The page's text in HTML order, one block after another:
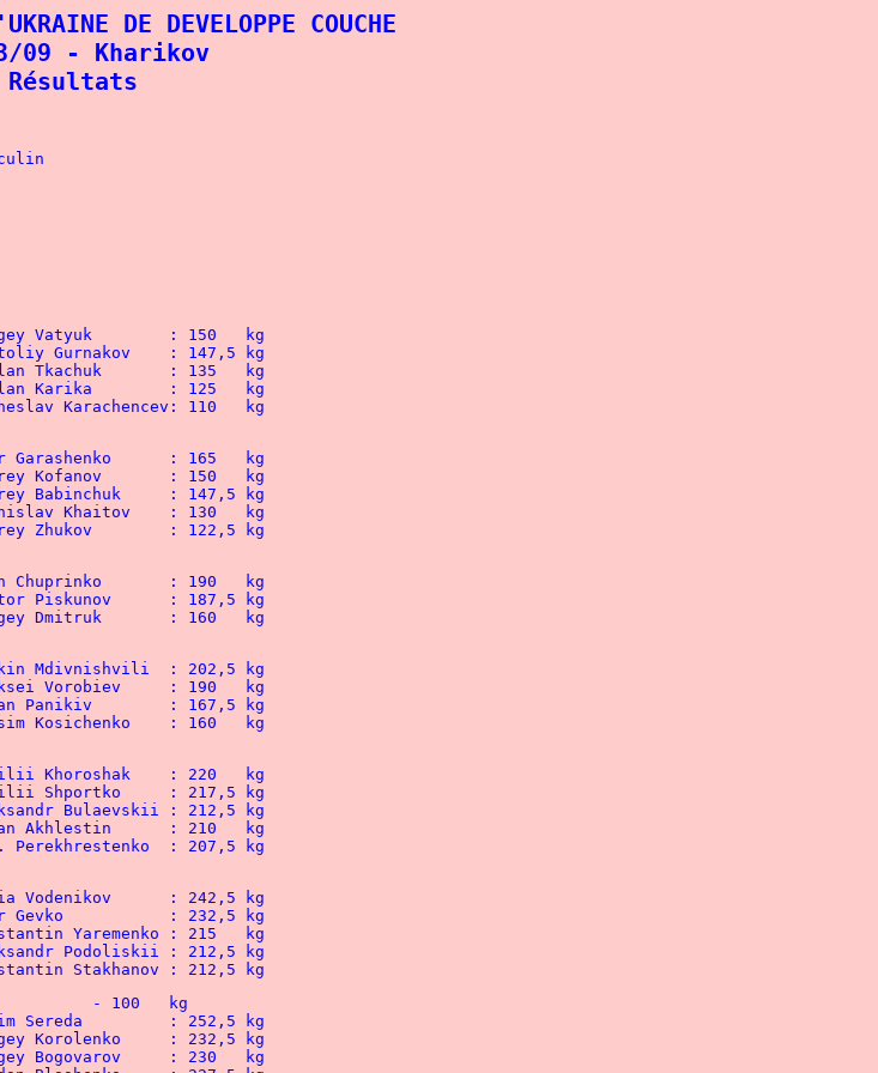
DE DEVELOPPE COUCHE
09 - Kharikov
Résultats
Masculin
3° Ruslan Tkachuk	: 135   kg
4° Ruslan Karika	: 125   kg
Vacheslav Karachencev: 110   kg
1° Marta Dobriakova	:  80   kg				1° Igor Garashenko	: 165   kg
2° Inga Dagoeva		:  70   kg				2° Andrey Kofanov  	: 150   kg
3° Andrey Babinchuk 	: 147,5 kg
4° Stanislav Khaitov	: 130   kg
								5° Andrey Zhukov 	: 122,5 kg
1° Svetlana Poplavska	: 110   kg				1° Ivan Chuprinko	: 190   kg
2° Yulia Derevianko	: 100   kg	  			2° Viktor Piskunov 	: 187,5 kg
3° Sergey Dmitruk 	: 160   kg
1° Maria Ermolenko	:  87,5 kg				1° Irakin Mdivnishvili	: 202,5 kg
2° Aleksei Vorobiev	: 190   kg
3° Roman Panikiv	: 167,5 kg
								4° Maksim Kosichenko	: 160   kg
1° Daria Kodb		:  80   kg				1° Vasilii Khoroshak	: 220   kg
2° Vasilii Shportko	: 217,5 kg
Bulaevskii : 212,5 kg
								4° Roman Akhlestin	: 210   kg
Vas. Perekhrestenko  : 207,5 kg
1° Galina Lisenko	: 115   kg				1° Ilbia Vodenikov	: 242,5 kg
2° Igor Gevko	 	: 232,5 kg
								3° Konstantin Yaremenko	: 215   kg
								4° Aleksandr Podoliskii	: 212,5 kg
Konstantin Stakhanov : 212,5 kg
		+  90   kg							- 100	kg
1° Yanina Ovrakh	:  65   kg	 			1° Vadim Sereda		: 252,5 kg
								2° Sergey Korolenko	: 232,5 kg
								3° Sergey Bogovarov  	: 230   kg